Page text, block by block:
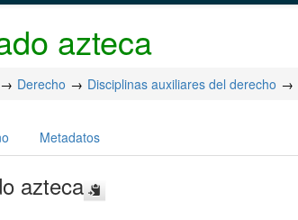
azteca
Derecho Disciplinas auxiliares del derecho
Metadatos
azteca